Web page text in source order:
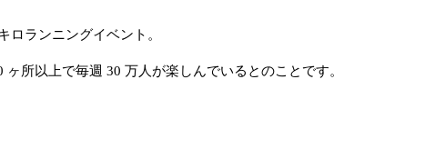
ロランニングイベント。
ヶ所以上で毎週 30 万人が楽しんでいるとのことです。